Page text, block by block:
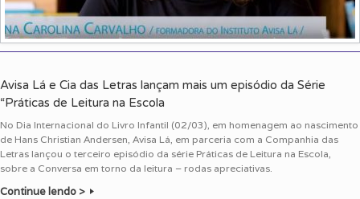
Avisa Lá e Cia das Letras lançam mais um episódio da Série
“Práticas de Leitura na Escola
No Dia Internacional do Livro Infantil (02/03), em homenagem ao nascimento
de Hans Christian Andersen, Avisa Lá, em parceria com a Companhia das
Letras lançou o terceiro episódio da série Práticas de Leitura na Escola,
sobre a Conversa em torno da leitura – rodas apreciativas.
Continue lendo >